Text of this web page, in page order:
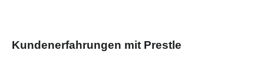
Kundenerfahrungen mit Prestle